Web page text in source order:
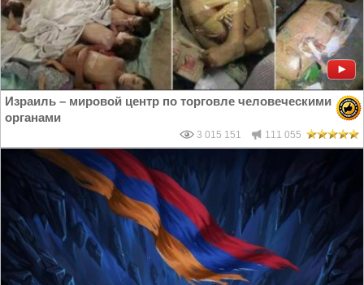
Израиль – мировой центр по торговле человеческими
органами
3 015 151 111 055